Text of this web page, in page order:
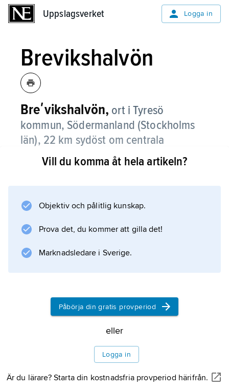
Uppslagsverket Logga in
Brevikshalvön
Breʹvikshalvön, ort i Tyresö
kommun, Södermanland (Stockholms
län), 22 km sydöst om centrala
Stockholm.
är en bostadsort med tidigare
permanentbostäder.
Vill du komma åt hela artikeln?
Objektiv och pålitlig kunskap.
Prova det, du kommer att gilla det!
Marknadsledare i Sverige.
Påbörja din gratis provperiod
eller
Logga in
Är du lärare? Starta din kostnadsfria provperiod härifrån.